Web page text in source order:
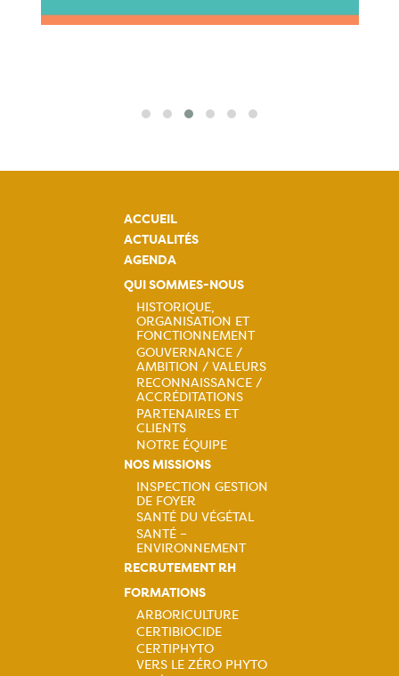
ACCUEIL
ACTUALITÉS
AGENDA
QUI SOMMES-NOUS
Navigation
principale
HISTORIQUE,
ORGANISATION ET
FONCTIONNEMENT
GOUVERNANCE /
AMBITION / VALEURS
RECONNAISSANCE /
ACCRÉDITATIONS
PARTENAIRES ET
CLIENTS
NOTRE ÉQUIPE
NOS MISSIONS
Navigation
principale
INSPECTION GESTION
DE FOYER
SANTÉ DU VÉGÉTAL
SANTÉ –
ENVIRONNEMENT
RECRUTEMENT RH
FORMATIONS
Navigation
ARBORICULTURE
CERTIBIOCIDE
CERTIPHYTO
VERS LE ZÉRO PHYTO